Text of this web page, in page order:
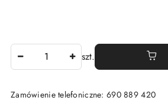
szt.
Zamówienie telefoniczne: 690 889 420